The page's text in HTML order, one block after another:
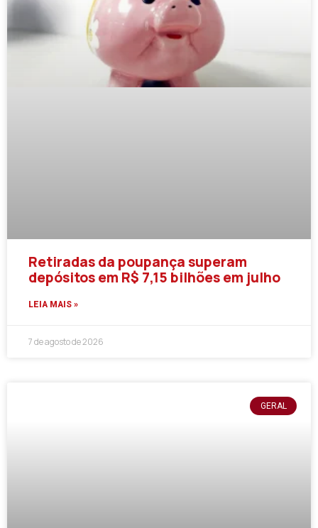
Retiradas da poupança superam
depósitos em R$ 7,15 bilhões em julho
LEIA MAIS »
7 de agosto de 2026
GERAL